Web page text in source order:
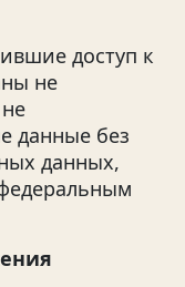
доступ к
не
данные без
данных,